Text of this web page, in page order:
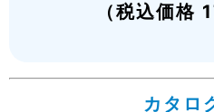
（税込価格
カタロ